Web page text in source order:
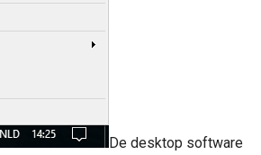
De desktop software